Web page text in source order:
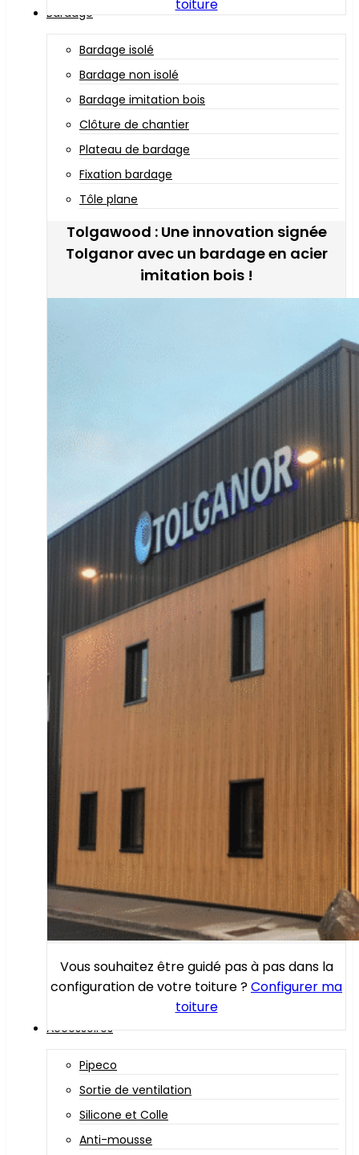
toiture
Bardage
Bardage isolé
Bardage non isolé
Bardage imitation bois
Clôture de chantier
Plateau de bardage
Fixation bardage
Tôle plane
Tolgawood : Une innovation signée
Tolganor avec un bardage en acier
imitation bois !
Vous souhaitez être guidé pas à pas dans la
configuration de votre toiture ?Configurer ma
toiture
Accessoires
Pipeco
Sortie de ventilation
Silicone et Colle
Anti-mousse